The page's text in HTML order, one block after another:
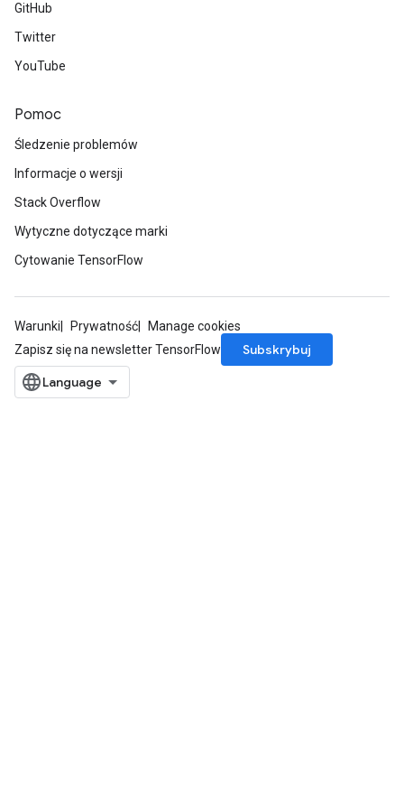
GitHub
Twitter
YouTube
Pomoc
Śledzenie problemów
Informacje o wersji
Stack Overflow
Wytyczne dotyczące marki
Cytowanie TensorFlow
Warunki Prywatność
Manage cookies
Zapisz się na newsletter TensorFlow
Subskrybuj